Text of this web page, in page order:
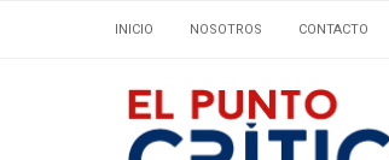
INICIO NOSOTROS CONTACTO